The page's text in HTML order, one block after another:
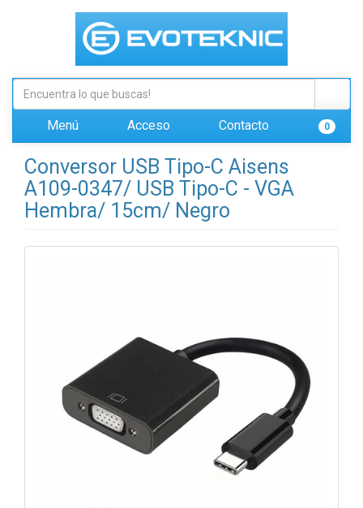
Menú Acceso Contacto 0
Conversor USB Tipo-C Aisens
A109-0347/ USB Tipo-C - VGA
Hembra/ 15cm/ Negro